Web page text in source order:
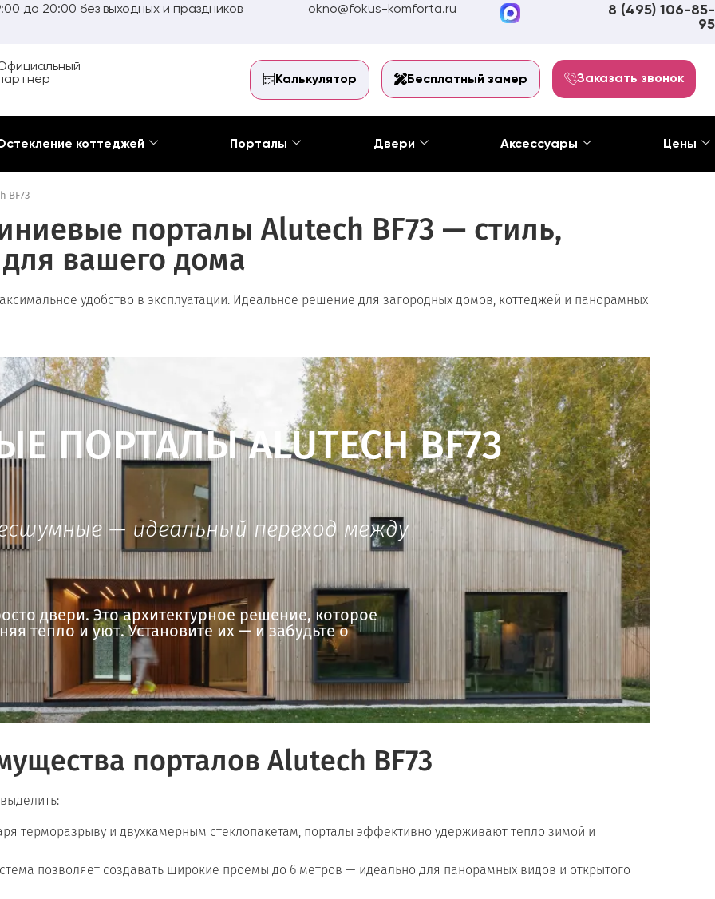
до 20:00 без выходных и праздников okno@fokus-komforta.ru
8 (495) 106-85-
95
Калькулятор Бесплатный замер Заказать звонок
коттеджей Порталы Двери Аксессуары Цены
BF73
порталы Alutech BF73 — стиль,
вашего дома
удобство в эксплуатации. Идеальное решение для загородных домов, коттеджей и панорамных
ПОРТАЛЫ ALUTECH BF73
— идеальный переход между
двери. Это архитектурное решение, которое
тепло и уют. Установите их — и забудьте о
порталов Alutech BF73
терморазрыву и двухкамерным стеклопакетам, порталы эффективно удерживают тепло зимой и
позволяет создавать широкие проёмы до 6 метров — идеально для панорамных видов и открытого